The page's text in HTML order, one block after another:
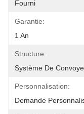
Fourni
Garantie:
1 An
Structure:
Système De
Personnalisation:
Demande